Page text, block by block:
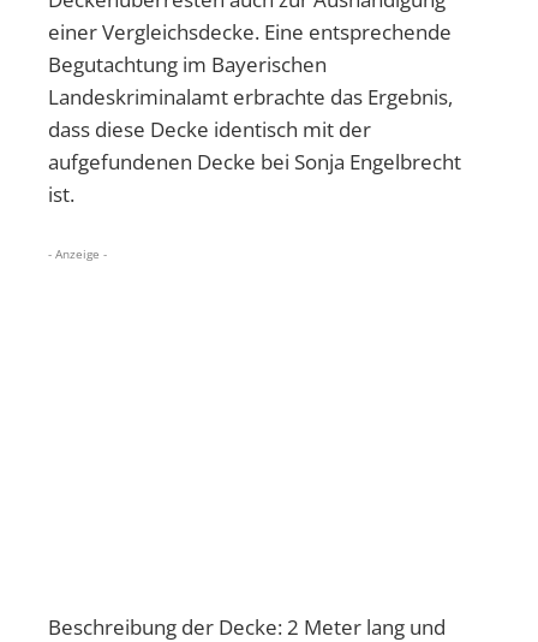
einer Vergleichsdecke. Eine entsprechende
Begutachtung im Bayerischen
Landeskriminalamt erbrachte das Ergebnis,
dass diese Decke identisch mit der
aufgefundenen Decke bei Sonja Engelbrecht
ist.
- Anzeige -
Beschreibung der Decke: 2 Meter lang und